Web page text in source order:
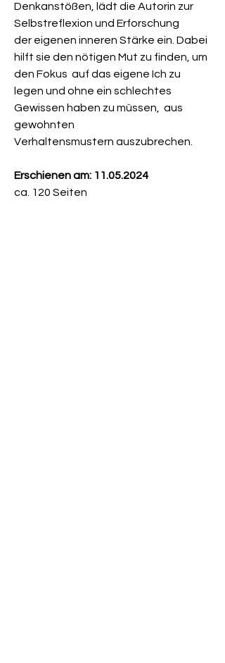
Denkanstößen, lädt die Autorin zur
Selbstreflexion und Erforschung
der eigenen inneren Stärke ein. Dabei
hilft sie den nötigen Mut zu finden, um
den Fokus auf das eigene Ich zu
legen und ohne ein schlechtes
Gewissen haben zu müssen, aus
gewohnten
Verhaltensmustern auszubrechen.
Erschienen am: 11.05.2024
ca. 120 Seiten